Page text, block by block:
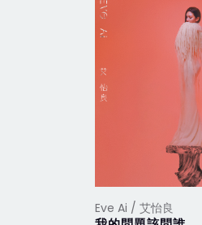
Eve Ai / 艾怡良